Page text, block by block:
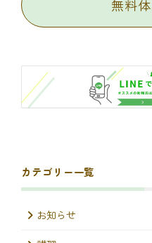
無料
カテゴリー一覧
お知らせ